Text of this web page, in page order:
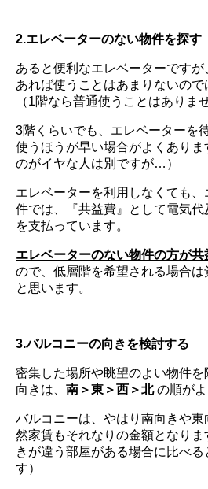
2.エレベーターのない物件を探す
あると便利なエレベーターです
あれば使うことはあまりないので
（1階なら普通使うことはありま
3階くらいでも、エレベーターを
使うほうが早い場合がよくあり
のがイヤな人は別ですが…）
エレベーターを利用しなくても
件では、『共益費』として電気代
を支払っています。
エレベーターのない物件の方が
ので、低層階を希望される場合
と思います。
3.バルコニーの向きを検討する
密集した場所や眺望のよい物件
向きは、 南＞東＞西＞北 の順が
バルコニーは、やはり南向きや
然家賃もそれなりの金額となり
きが違う部屋がある場合に比べる
す）